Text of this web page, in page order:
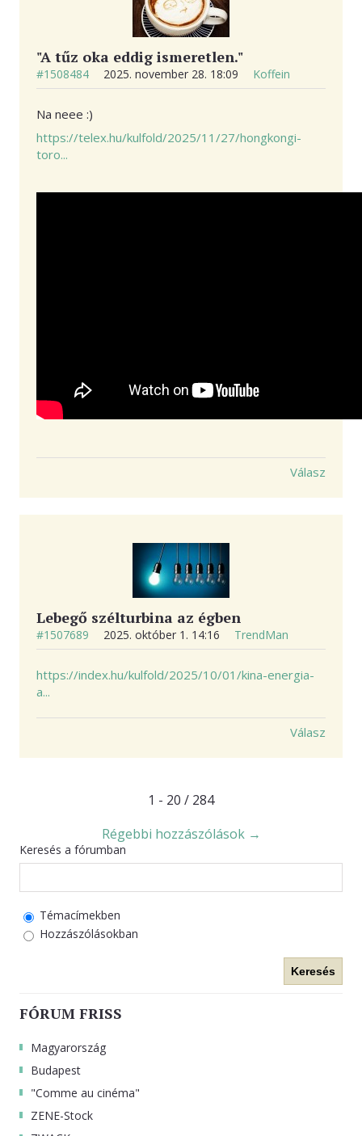
"A tűz oka eddig ismeretlen."
#1508484 2025. november 28. 18:09 Koffein
Na neee :)
https://telex.hu/kulfold/2025/11/27/hongkongi-
toro...
Válasz
Lebegő szélturbina az égben
#1507689 2025. október 1. 14:16 TrendMan
https://index.hu/kulfold/2025/10/01/kina-energia-
a...
Válasz
1 - 20 / 284
Régebbi hozzászólások →
Keresés a fórumban
Témacímekben
Hozzászólásokban
Keresés
FÓRUM FRISS
Magyarország
Budapest
"Comme au cinéma"
ZENE-Stock